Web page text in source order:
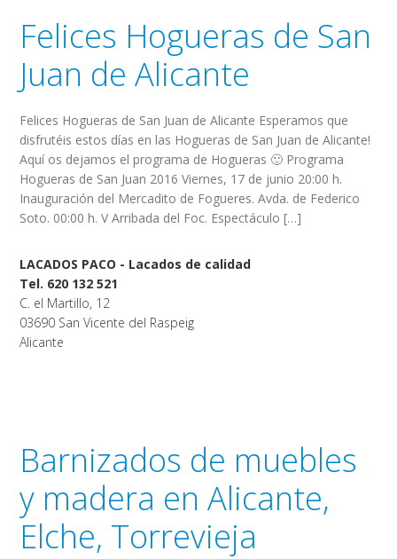
Felices Hogueras de San
Juan de Alicante
Felices Hogueras de San Juan de Alicante Esperamos que
disfrutéis estos días en las Hogueras de San Juan de Alicante!
Aquí os dejamos el programa de Hogueras 🙂 Programa
Hogueras de San Juan 2016 Viernes, 17 de junio 20:00 h.
Inauguración del Mercadito de Fogueres. Avda. de Federico
Soto. 00:00 h. V Arribada del Foc. Espectáculo […]
LACADOS PACO - Lacados de calidad
Tel. 620 132 521
C. el Martillo, 12
03690 San Vicente del Raspeig
Alicante
Barnizados de muebles
y madera en Alicante,
Elche, Torrevieja